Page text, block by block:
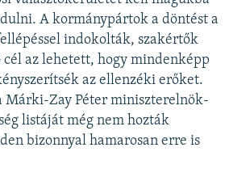
A kormánypártok a döntést a
indokolták, szakértők
cél az lehetett, hogy mindenképp
az ellenzéki erőket.
Márki-Zay Péter miniszterelnök-
listáját még nem hozták
bizonnyal hamarosan erre is